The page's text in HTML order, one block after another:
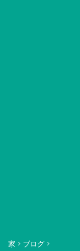
家 > ブログ >